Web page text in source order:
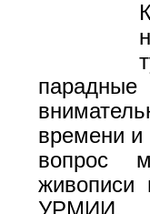
времени и
вопрос
живописи